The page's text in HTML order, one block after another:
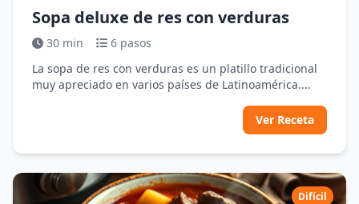
Sopa deluxe de res con verduras
30 min
6 pasos
La sopa de res con verduras es un platillo tradicional
muy apreciado en varios países de Latinoamérica....
Ver Receta
Difícil